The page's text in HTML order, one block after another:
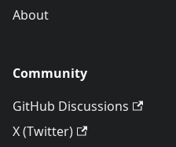
About
Community
GitHub Discussions
X (Twitter)